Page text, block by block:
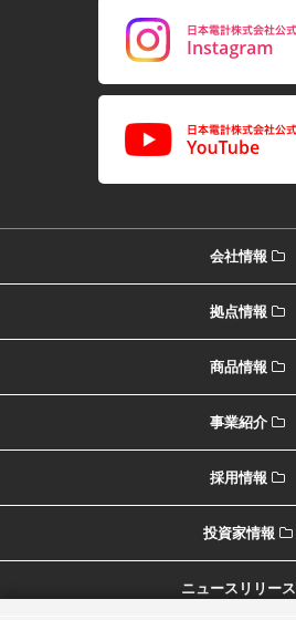
会社情報
拠点情報
商品情報
事業紹介
採用情報
投資家情報
ニュースリリース